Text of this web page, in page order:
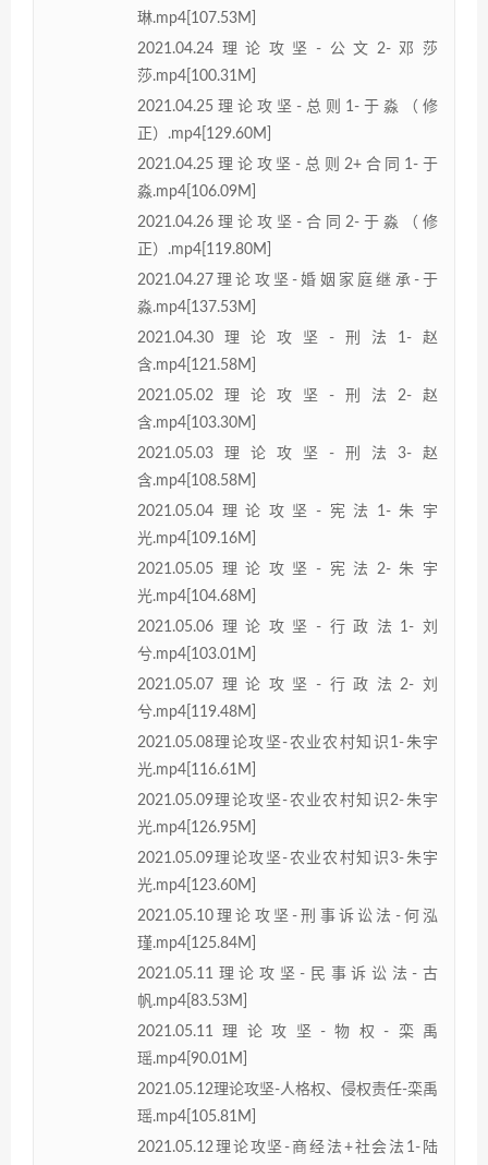
琳.mp4[107.53M]
2021.04.24理论攻坚-公文2-邓莎
莎.mp4[100.31M]
2021.04.25理论攻坚-总则1-于淼（修
正）.mp4[129.60M]
2021.04.25理论攻坚-总则2+合同1-于
淼.mp4[106.09M]
2021.04.26理论攻坚-合同2-于淼（修
正）.mp4[119.80M]
2021.04.27理论攻坚-婚姻家庭继承-于
淼.mp4[137.53M]
2021.04.30理论攻坚-刑法1-赵
含.mp4[121.58M]
2021.05.02理论攻坚-刑法2-赵
含.mp4[103.30M]
2021.05.03理论攻坚-刑法3-赵
含.mp4[108.58M]
2021.05.04理论攻坚-宪法1-朱宇
光.mp4[109.16M]
2021.05.05理论攻坚-宪法2-朱宇
光.mp4[104.68M]
2021.05.06理论攻坚-行政法1-刘
兮.mp4[103.01M]
2021.05.07理论攻坚-行政法2-刘
兮.mp4[119.48M]
2021.05.08理论攻坚-农业农村知识1-朱宇
光.mp4[116.61M]
2021.05.09理论攻坚-农业农村知识2-朱宇
光.mp4[126.95M]
2021.05.09理论攻坚-农业农村知识3-朱宇
光.mp4[123.60M]
2021.05.10理论攻坚-刑事诉讼法-何泓
瑾.mp4[125.84M]
2021.05.11理论攻坚-民事诉讼法-古
帆.mp4[83.53M]
2021.05.11理论攻坚-物权-栾禹
瑶.mp4[90.01M]
2021.05.12理论攻坚-人格权、侵权责任-栾禹
瑶.mp4[105.81M]
2021.05.12理论攻坚-商经法+社会法1-陆